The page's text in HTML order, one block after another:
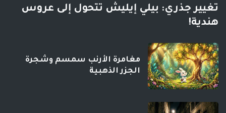
تغيير جذري: بيلي إيليش تتحول إلى عروس
هندية!
مغامرة الأرنب سمسم وشجرة
الجزر الذهبية